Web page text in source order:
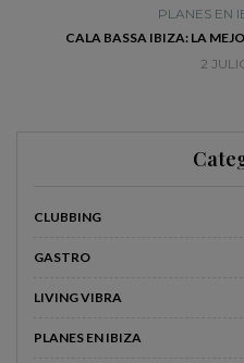
PLANES EN
CALA BASSA IBIZA: LA
2
CLUBBING
GASTRO
LIVING VIBRA
PLANES EN IBIZA